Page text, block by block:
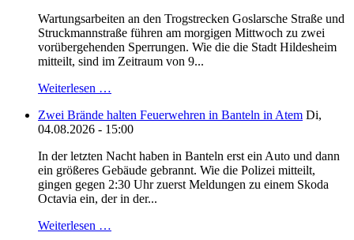
Wartungsarbeiten an den Trogstrecken Goslarsche Straße und
Struckmannstraße führen am morgigen Mittwoch zu zwei
vorübergehenden Sperrungen. Wie die die Stadt Hildesheim
mitteilt, sind im Zeitraum von 9...
Weiterlesen …
Zwei Brände halten Feuerwehren in Banteln in Atem Di,
04.08.2026 - 15:00
In der letzten Nacht haben in Banteln erst ein Auto und dann
ein größeres Gebäude gebrannt. Wie die Polizei mitteilt,
gingen gegen 2:30 Uhr zuerst Meldungen zu einem Skoda
Octavia ein, der in der...
Weiterlesen …